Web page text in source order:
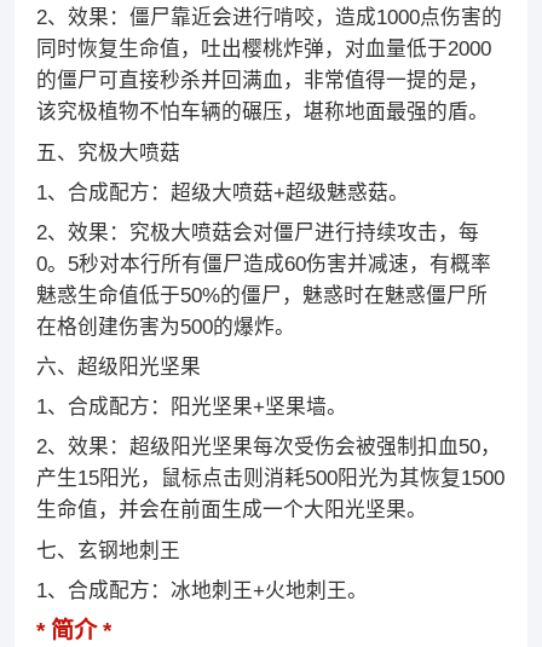
2、效果：僵尸靠近会进行啃咬，造成1000点伤害的
同时恢复生命值，吐出樱桃炸弹，对血量低于2000
的僵尸可直接秒杀并回满血，非常值得一提的是，
该究极植物不怕车辆的碾压，堪称地面最强的盾。
五、究极大喷菇
1、合成配方：超级大喷菇+超级魅惑菇。
2、效果：究极大喷菇会对僵尸进行持续攻击，每
0。5秒对本行所有僵尸造成60伤害并减速，有概率
魅惑生命值低于50%的僵尸，魅惑时在魅惑僵尸所
在格创建伤害为500的爆炸。
六、超级阳光坚果
1、合成配方：阳光坚果+坚果墙。
2、效果：超级阳光坚果每次受伤会被强制扣血50，
产生15阳光，鼠标点击则消耗500阳光为其恢复1500
生命值，并会在前面生成一个大阳光坚果。
七、玄钢地刺王
1、合成配方：冰地刺王+火地刺王。
简介